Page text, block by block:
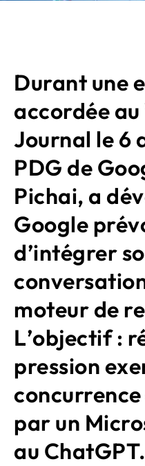
Durant une
accordée
Journal le 6
PDG de
Pichai, a
Google
d’intégrer
moteur de
L’objectif :
pression
par un
au ChatGPT.